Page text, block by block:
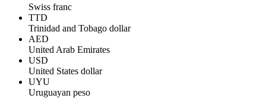
Swiss franc
TTD
Trinidad and Tobago dollar
AED
United Arab Emirates
USD
United States dollar
UYU
Uruguayan peso